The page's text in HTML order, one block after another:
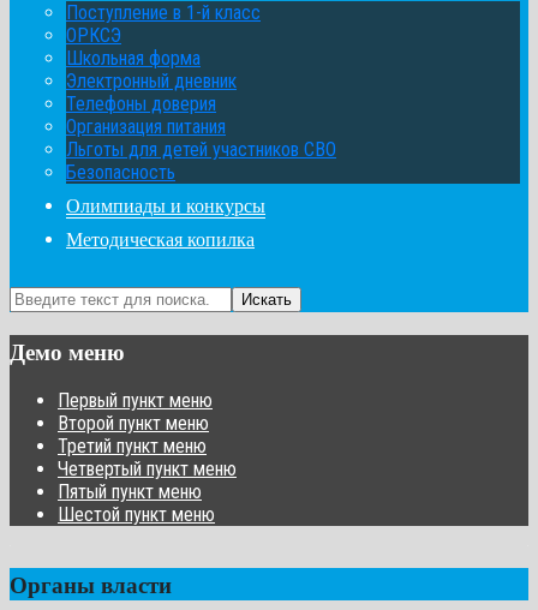
Поступление в 1-й класс
ОРКСЭ
Школьная форма
Электронный дневник
Телефоны доверия
Организация питания
Льготы для детей участников СВО
Безопасность
Олимпиады и конкурсы
Методическая копилка
Искать
Демо меню
Первый пункт меню
Второй пункт меню
Третий пункт меню
Четвертый пункт меню
Пятый пункт меню
Шестой пункт меню
Органы власти